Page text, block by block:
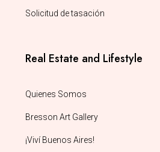
Solicitud de tasación
Real Estate and Lifestyle
Quienes Somos
Bresson Art Gallery
¡Viví Buenos Aires!